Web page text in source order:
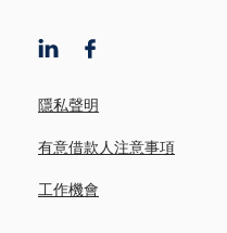
隱私聲明
有意借款人注意事項
工作機會